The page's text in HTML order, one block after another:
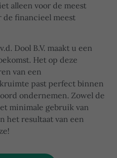
alleen voor de meest
de financieel meest
Dool B.V. maakt u een
Het op deze
van een
past perfect binnen
ondernemen. Zowel de
minimale gebruik van
het resultaat van een